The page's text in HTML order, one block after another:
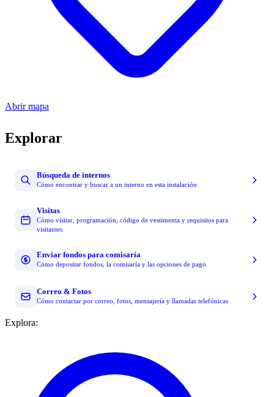
Abrir mapa
Explorar
Búsqueda de internos
Cómo encontrar y buscar a un interno en esta instalación
Visitas
Cómo visitar, programación, código de vestimenta y requisitos para
visitantes
Enviar fondos para comisaría
Cómo depositar fondos, la comisaría y las opciones de pago
Correo & Fotos
Cómo contactar por correo, fotos, mensajería y llamadas telefónicas
Explora: